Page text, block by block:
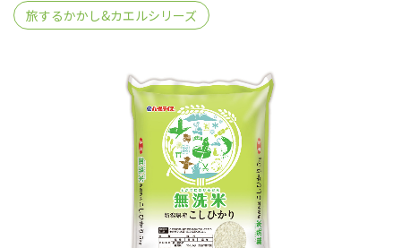
旅するかかし&カエルシリーズ